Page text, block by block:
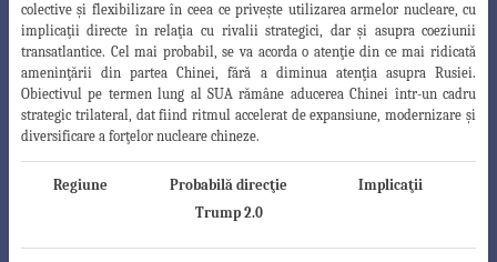
colective şi flexibilizare în ceea ce priveşte utilizarea armelor nucleare, cu
implicaţii directe în relaţia cu rivalii strategici, dar şi asupra coeziunii
transatlantice. Cel mai probabil, se va acorda o atenţie din ce mai ridicată
ameninţării din partea Chinei, fără a diminua atenţia asupra Rusiei.
Obiectivul pe termen lung al SUA rămâne aducerea Chinei într-un cadru
strategic trilateral, dat fiind ritmul accelerat de expansiune, modernizare şi
diversificare a forţelor nucleare chineze.
Regiune
Probabilă direcţie
Trump 2.0
Implicaţii